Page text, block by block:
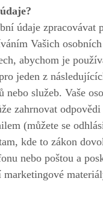
údaje
Vašich
abychom je
jeden z
nebo služeb. Vaše
zahrnovat
(můžete se
kde to zákon
nebo poštou a